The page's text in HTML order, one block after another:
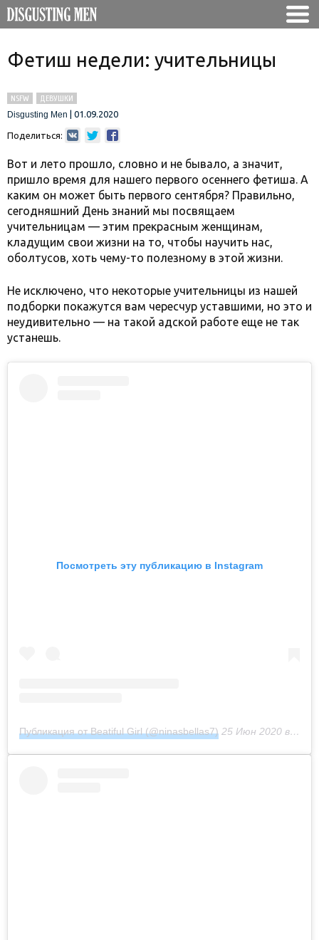
Фетиш недели: учительницы
NSFW
ДЕВУШКИ
Disgusting Men
01.09.2020
Поделиться:
Вот и лето прошло, словно и не бывало, а значит,
пришло время для нашего первого осеннего фетиша. А
каким он может быть первого сентября? Правильно,
сегодняшний День знаний мы посвящаем
учительницам — этим прекрасным женщинам,
кладущим свои жизни на то, чтобы научить нас,
оболтусов, хоть чему-то полезному в этой жизни.
Не исключено, что некоторые учительницы из нашей
подборки покажутся вам чересчур уставшими, но это и
неудивительно — на такой адской работе еще не так
устанешь.
Посмотреть эту публикацию в Instagram
Публикация от Beatiful Girl (@ninasbellas7) 25 Июн 2020 в 12:15 PDT